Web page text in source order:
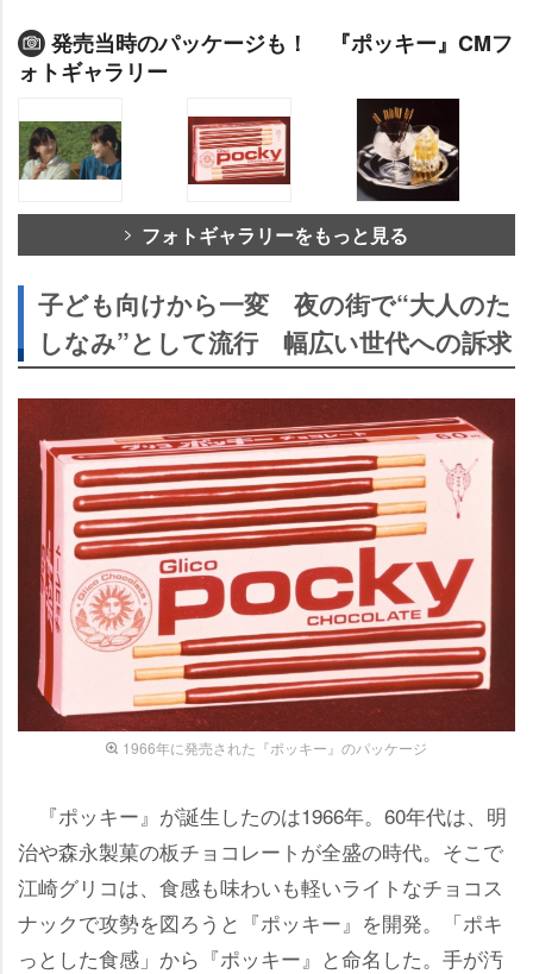
発売当時のパッケージも！ 『ポッキー』CMフ
ォトギャラリー
フォトギャラリーをもっと見る
子ども向けから一変 夜の街で“大人のた
しなみ”として流行 幅広い世代への訴求
1966年に発売された『ポッキー』のパッケージ
『ポッキー』が誕生したのは1966年。60年代は、明
治や森永製菓の板チョコレートが全盛の時代。そこで
江崎グリコは、食感も味わいも軽いライトなチョコス
ナックで攻勢を図ろうと『ポッキー』を開発。「ポキ
っとした食感」から『ポッキー』と命名した。手が汚